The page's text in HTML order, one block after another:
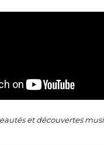
et découvertes